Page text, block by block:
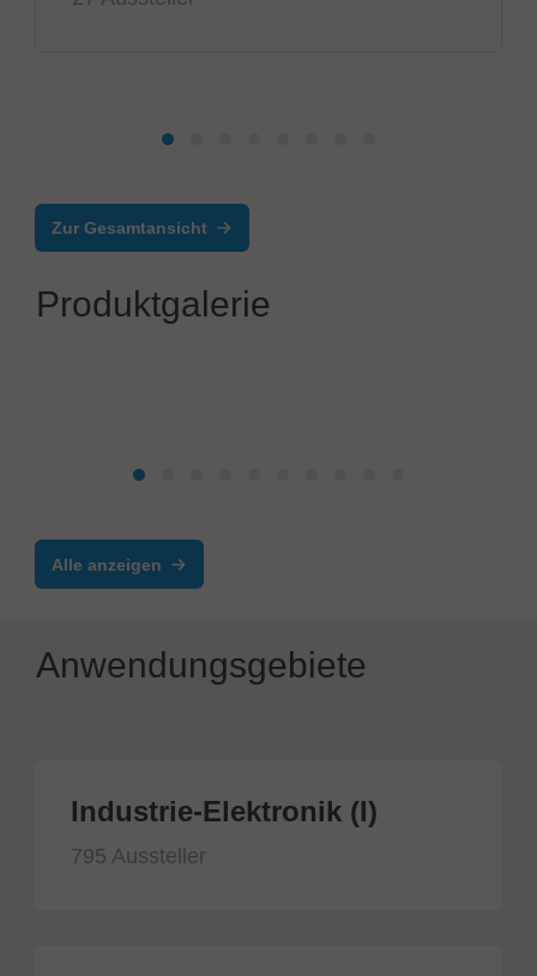
Zur Gesamtansicht
Produktgalerie
Alle anzeigen
Anwendungsgebiete
Industrie-Elektronik (I)
795 Aussteller